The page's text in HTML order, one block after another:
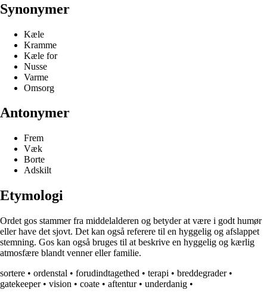
Synonymer
Kæle
Kramme
Kæle for
Nusse
Varme
Omsorg
Antonymer
Frem
Væk
Borte
Adskilt
Etymologi
Ordet gos stammer fra middelalderen og betyder at være i godt humør
eller have det sjovt. Det kan også referere til en hyggelig og afslappet
stemning. Gos kan også bruges til at beskrive en hyggelig og kærlig
atmosfære blandt venner eller familie.
sortere • ordenstal • forudindtagethed • terapi • breddegrader•
gatekeeper• vision • coate • aftentur• underdanig •